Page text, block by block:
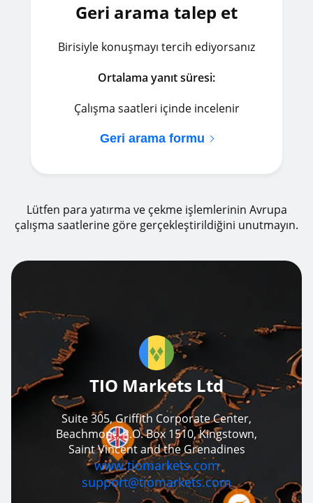
Geri arama talep et
Birisiyle konuşmayı tercih ediyorsanız
Ortalama yanıt süresi:
Çalışma saatleri içinde incelenir
Geri arama formu
Lütfen para yatırma ve çekme işlemlerinin Avrupa
çalışma saatlerine göre gerçekleştirildiğini unutmayın.
TIO Markets Ltd
Suite 305, Griffith Corporate Center,
Beachmont, P.O. Box 1510, Kingstown,
Saint Vincent and the Grenadines
www.tiomarkets.com
support@tiomarkets.com